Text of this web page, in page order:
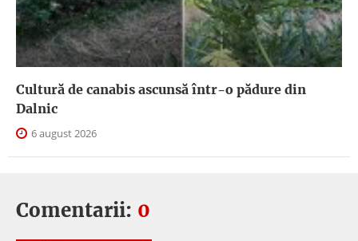
Cultură de canabis ascunsă într-o pădure din
Dalnic
6 august 2026
Comentarii: 0